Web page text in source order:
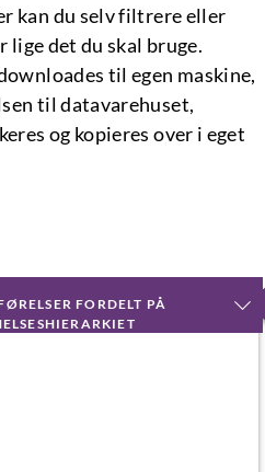
kan du selv filtrere eller
lige det du skal bruge.
til egen maskine,
til datavarehuset,
og kopieres over i eget
FORDELT PÅ